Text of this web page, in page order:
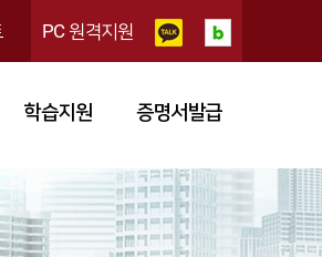
PC 원격지원
학습지원 증명서발급